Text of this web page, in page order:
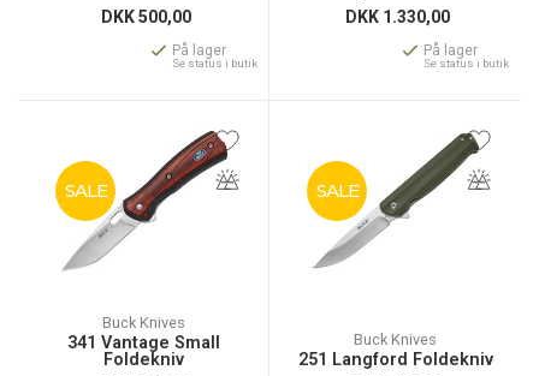
DKK500,00
På lager
Se status i butik
DKK 1.330,00
På lager
Se status i butik
SALE
Buck Knives
341 Vantage Small
Foldekniv
SALE
Buck Knives
251 Langford Foldekniv